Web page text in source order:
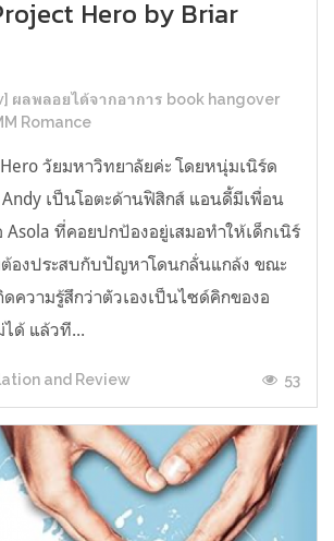
Hero by Briar
ผลพลอยได้จากอาการ book hangover
Romance
Hero วัยมหาวิทยาลัยค่ะ โดยหนุ่มเนิร์ด
เป็นโอตะด้านฟิสิกส์ แอนดี้มีเพื่อน
ที่คอยปกป้องอยู่เสมอทำให้เด็กเนิร์
ต้องประสบกับปัญหาโดนกลั่นแกล้ง ขณะ
ดความรู้สึกว่าตัวเองเป็นไซด์คิกของอ
ได้ แล้วที...
and Review 53